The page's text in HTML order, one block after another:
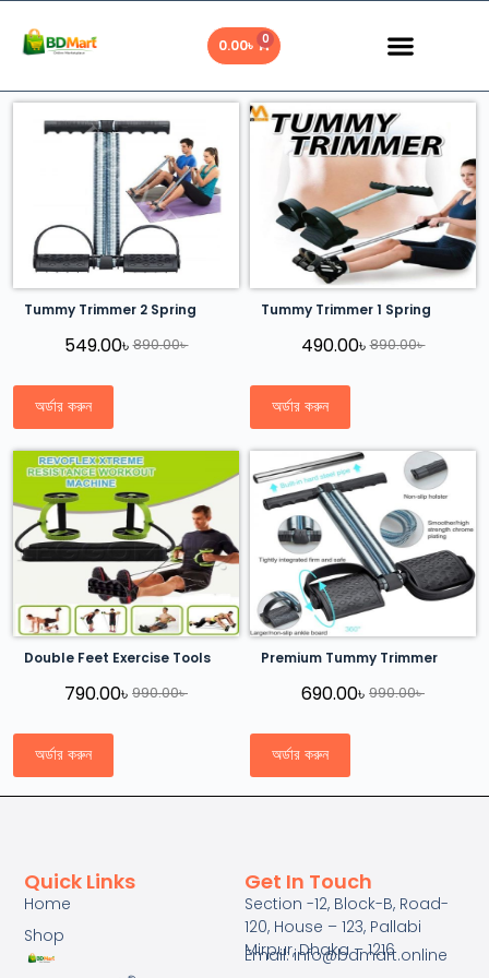
0.00৳ 0
Tummy Trimmer 2 Spring
890.00৳
549.00৳
অর্ডার করুন
Tummy Trimmer 1 Spring
890.00৳
490.00৳
অর্ডার করুন
Double Feet Exercise Tools
990.00৳
790.00৳
অর্ডার করুন
Premium Tummy Trimmer
990.00৳
690.00৳
অর্ডার করুন
Quick Links
Home
Shop
Get In Touch
Section -12, Block-B, Road-
120, House – 123, Pallabi
Mirpur, Dhaka – 1216
Email: info@bdmart.online